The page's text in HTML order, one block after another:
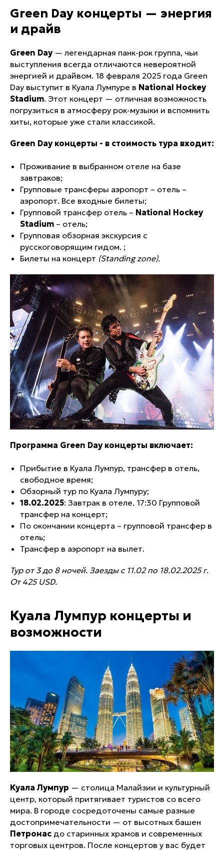
Green Day концерты — энергия
и драйв
Green Day— легендарная панк-рок группа, чьи
выступления всегда отличаются невероятной
энергией и драйвом. 18 февраля 2025 года Green
Day выступит в Куала Лумпуре в National Hockey
Stadium. Этот концерт — отличная возможность
погрузиться в атмосферу рок-музыки и вспомнить
хиты, которые уже стали классикой.
Green Day концерты - в стоимость тура входит:
Проживание в выбранном отеле на базе
завтраков;
Групповые трансферы аэропорт – отель –
аэропорт. Все входные билеты;
Групповой трансфер отель – National Hockey
Stadium – отель;
Групповая обзорная экскурсия с
русскоговорящим гидом. ;
Билеты на концерт (Standing zone).
Программа Green Day концерты включает:
Прибытие в Куала Лумпур, трансфер в отель,
свободное время;
Обзорный тур по Куала Лумпуру;
18.02.2025: Завтрак в отеле. 17:30 Групповой
трансфер на концерт;
По окончании концерта – групповой трансфер в
отель;
Трансфер в аэропорт на вылет.
Тур от 3 до 8 ночей. Заезды с 11.02 по 18.02.2025 г.
От 425 USD.
Куала Лумпур концерты и
возможности
Куала Лумпур — столица Малайзии и культурный
центр, который притягивает туристов со всего
мира. В городе сосредоточены самые разные
достопримечательности — от высотных башен
Петронас до старинных храмов и современных
торговых центров. После концертов у вас будет